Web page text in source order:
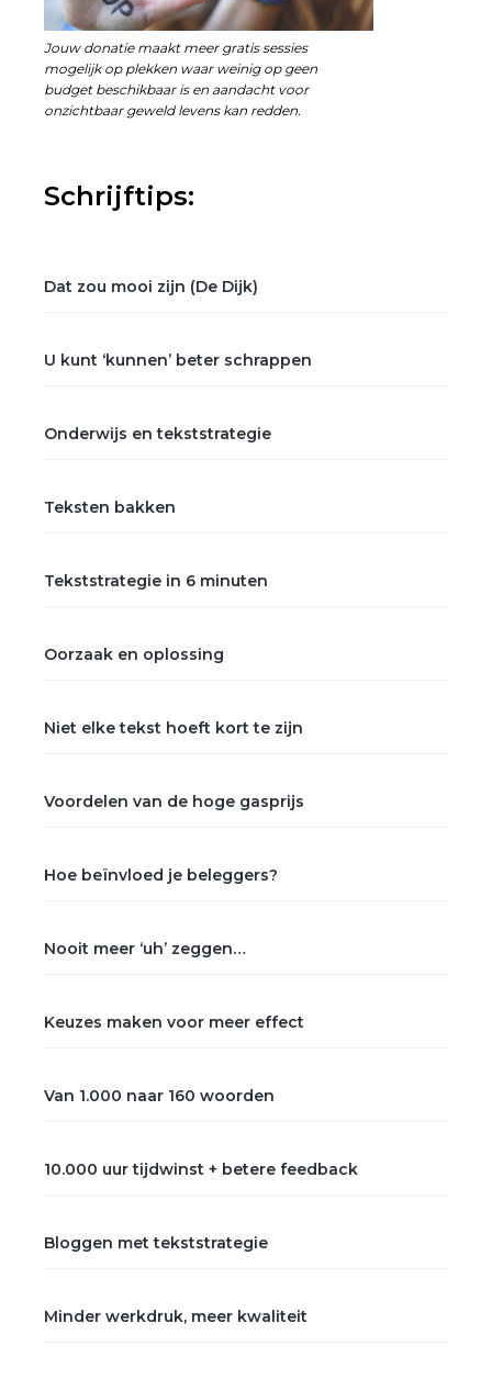
Jouw donatie maakt meer gratis sessies
mogelijk op plekken waar weinig op geen
budget beschikbaar is en aandacht voor
onzichtbaar geweld levens kan redden.
Schrijftips:
Dat zou mooi zijn (De Dijk)
U kunt ‘kunnen’ beter schrappen
Onderwijs en tekststrategie
Teksten bakken
Tekststrategie in 6 minuten
Oorzaak en oplossing
Niet elke tekst hoeft kort te zijn
Voordelen van de hoge gasprijs
Hoe beïnvloed je beleggers?
Nooit meer ‘uh’ zeggen…
Keuzes maken voor meer effect
Van 1.000 naar 160 woorden
10.000 uur tijdwinst + betere feedback
Bloggen met tekststrategie
Minder werkdruk, meer kwaliteit